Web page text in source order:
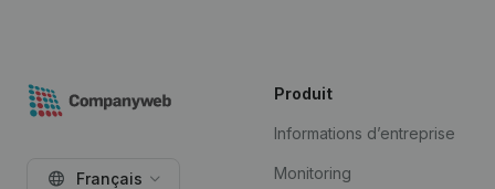
Français
Produit
Informations d’entreprise
Monitoring